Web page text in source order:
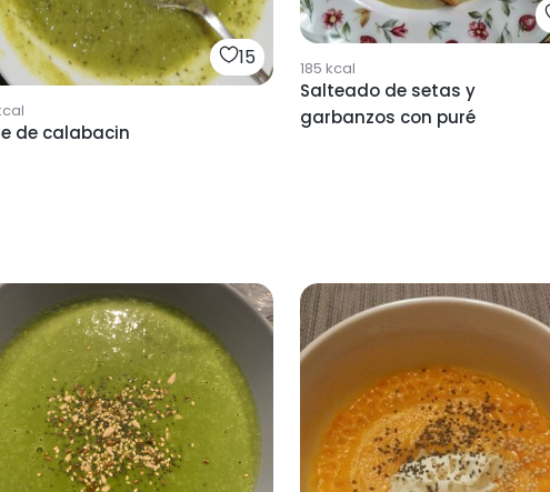
15
de calabacin
185 kcal
Salteado de setas y
garbanzos con puré